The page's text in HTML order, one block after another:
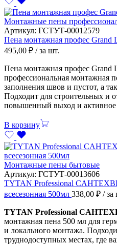
Монтажные пены
Артикул: ГСТУТ-00012579
Пена монтажная профес Grand
495,00 ₽ / за шт.
Пена монтажная профес Grand
профессиональная монтажная
заполнения швов и пустот, а
Подходит для строительных и
повышенный выход и активное
В корзину
Монтажные пены бытовые
Артикул: ГСТУТ-00013606
TYTAN Professional
всесезонная 500мл 338,00 ₽ / за
TYTAN Professional
монтажная пена 500 мл для
и локального монтажа.
труднодоступных местах, где